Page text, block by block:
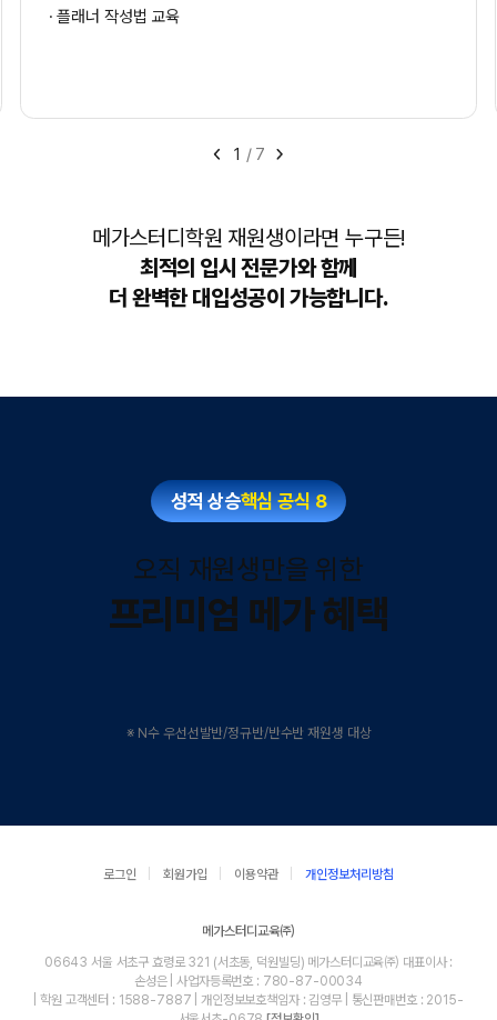
플래너 작성법 교육
1 / 7
메가스터디학원 재원생이라면 누구든!
최적의 입시 전문가와 함께
더 완벽한 대입성공이 가능합니다.
성적 상승핵심 공식 8
오직 재원생만을 위한
프리미엄 메가 혜택
※ N수 우선선발반/정규반/반수반 재원생 대상
로그인 회원가입 이용약관 개인정보처리방침
메가스터디교육㈜
06643 서울 서초구 효령로 321 (서초동, 덕원빌딩) 메가스터디교육㈜ 대표이사 :
손성은 | 사업자등록번호 : 780-87-00034
| 학원 고객센터 : 1588-7887 | 개인정보보호책임자 : 김영무 | 통신판매번호 : 2015-